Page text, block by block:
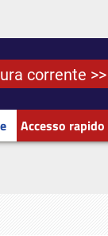
corrente >>
Accesso rapido